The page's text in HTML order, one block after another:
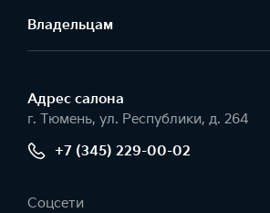
Владельцам
Адрес салонa
г. Тюмень, ул. Республики, д. 264
+7 (345) 229-00-02
Соцсети